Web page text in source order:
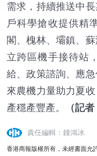
需求，持續推送中
戶科學搶收提供精
閣、槐林、壩鎮、
立跨區機手接待站
給、政策諮詢、應
來農機力量助力夏
產穩產豐產。
（記
責任編輯：鍾鴻冰
香港商報版權所有，未經書面允